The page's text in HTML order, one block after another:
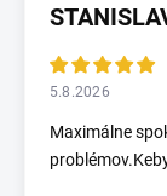
5.8.2026
Maximálne